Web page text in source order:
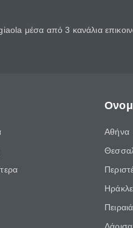
μέσα από 3 κανάλια
Αθήνα